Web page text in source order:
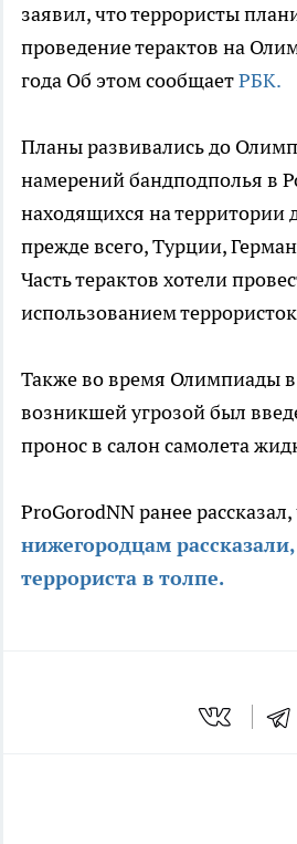
заявил, что террористы
проведение терактов на
года Об этом сообщаетРБК.
Планы развивались до
намерений бандподполья в
находящихся на территории
прежде всего, Турции,
Часть терактов хотели
использованием
Также во время Олимпиады в
возникшей угрозой был
пронос в салон самолета
ProGorodNN ранее рассказал,
нижегородцам
террориста в толпе.